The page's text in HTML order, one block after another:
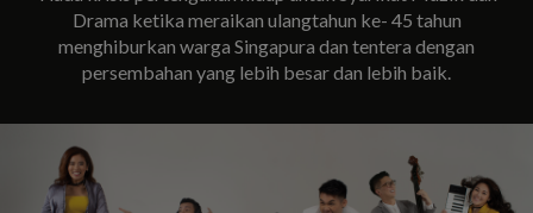
Drama ketika meraikan ulangtahun ke- 45 tahun
menghiburkan warga Singapura dan tentera dengan
persembahan yang lebih besar dan lebih baik.